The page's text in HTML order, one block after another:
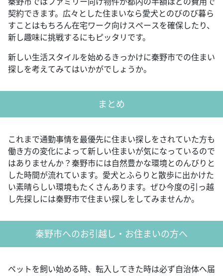
契約できます。広々とした住まいなら愛犬とのびのび暮ら
すことはもちろん在宅ワーク向けスペースを確保したり、
新し趣味に挑戦するにもピッタリです。
新しい生活スタイルを始めるきっかけに秦野市での住まい
探しを考えてみてはいかがでしょうか。
まとめ
これまで通勤事情を最優先に住まい探しをされていた方も
働き方の変化によって新しい住まいが気になっているので
はありませんか？秦野市には自然豊かな環境とのんびりと
した時間が流れています。愛犬とふらりと散歩に出かけた
い素晴らしい環境もたくさんあります。ぜひ今度の引っ越
し先探しには秦野市で住まい探しをしてみませんか。
秦野市へのお引越し・お住まいの方へ
ペットを飼い始める時、転入してきた時は必ず自治体へ届